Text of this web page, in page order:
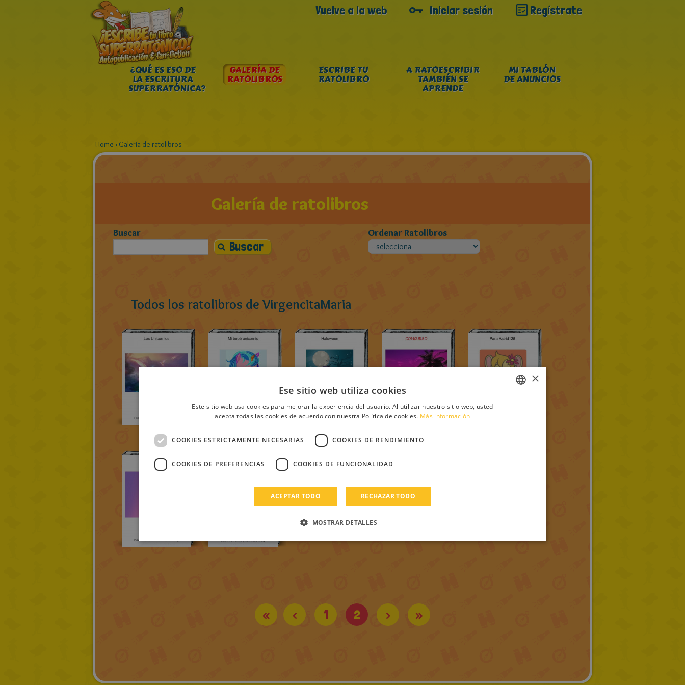
Vuelve a la web Iniciar sesión Regístrate
¿QUÉ ES ESO DE
LA ESCRITURA
SUPERRATÓNICA?
GALERÍA DE
RATOLIBROS
ESCRIBE TU
RATOLIBRO
A RATOESCRIBIR
TAMBIÉN SE
APRENDE
MI TABLÓN
DE ANUNCIOS
Home › Galería de ratolibros
Galería de ratolibros
Buscar Ordenar Ratolibros
Todos los ratolibros de VirgencitaMaria
« < 1 2 > »
TURKISH
×
Ese sitio web utiliza cookies
Este sitio web usa cookies para mejorar la experiencia del usuario. Al utilizar nuestro sitio web, usted
acepta todas las cookies de acuerdo con nuestra Política de cookies. Más información
COOKIES ESTRICTAMENTE NECESARIAS COOKIES DE RENDIMIENTO
COOKIES DE PREFERENCIAS COOKIES DE FUNCIONALIDAD
ACEPTAR TODO RECHAZAR TODO
MOSTRAR DETALLES